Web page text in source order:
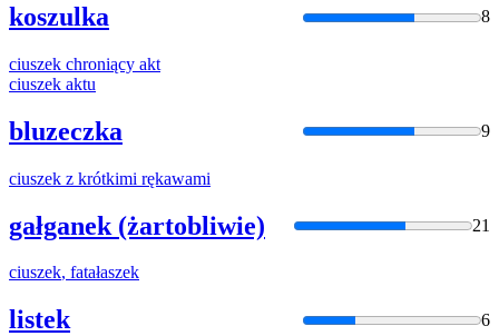
koszulka 8
ciuszek chroniący akt
ciuszek aktu
bluzeczka 9
ciuszek z krótkimi rękawami
gałganek (żartobliwie) 21
ciuszek, fatałaszek
listek 6